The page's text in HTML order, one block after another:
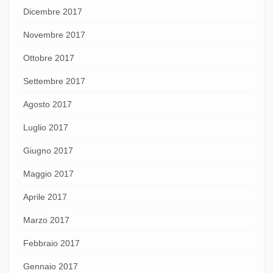
Dicembre 2017
Novembre 2017
Ottobre 2017
Settembre 2017
Agosto 2017
Luglio 2017
Giugno 2017
Maggio 2017
Aprile 2017
Marzo 2017
Febbraio 2017
Gennaio 2017